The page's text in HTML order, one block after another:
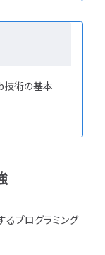
技術の基本
るプログラミング